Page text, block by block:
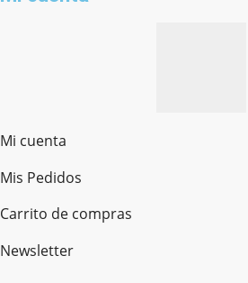
Mi cuenta
Mis Pedidos
Carrito de compras
Newsletter